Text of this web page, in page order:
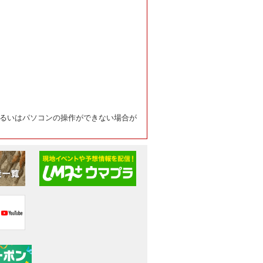
いはパソコンの操作ができない場合が